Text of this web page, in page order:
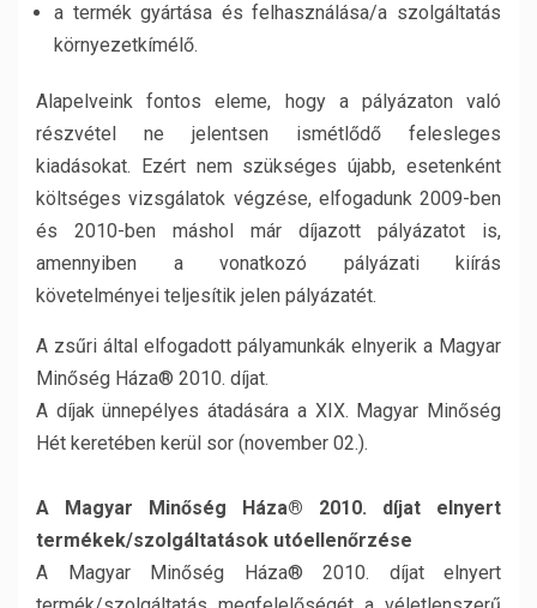
a termék gyártása és felhasználása/a szolgáltatás
környezetkímélő.
Alapelveink fontos eleme, hogy a pályázaton való
részvétel ne jelentsen ismétlődő felesleges
kiadásokat. Ezért nem szükséges újabb, esetenként
költséges vizsgálatok végzése, elfogadunk 2009-ben
és 2010-ben máshol már díjazott pályázatot is,
amennyiben a vonatkozó pályázati kiírás
követelményei teljesítik jelen pályázatét.
A zsűri által elfogadott pályamunkák elnyerik a Magyar
Minőség Háza® 2010. díjat.
A díjak ünnepélyes átadására a XIX. Magyar Minőség
Hét keretében kerül sor (november 02.).
A Magyar Minőség Háza® 2010. díjat elnyert
termékek/szolgáltatások utóellenőrzése
A Magyar Minőség Háza® 2010. díjat elnyert